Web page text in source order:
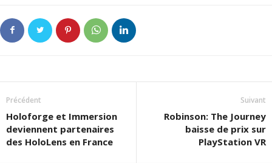
Précédent
Holoforge et Immersion
deviennent partenaires
des HoloLens en France
Suivant
Robinson: The Journey
baisse de prix sur
PlayStation VR